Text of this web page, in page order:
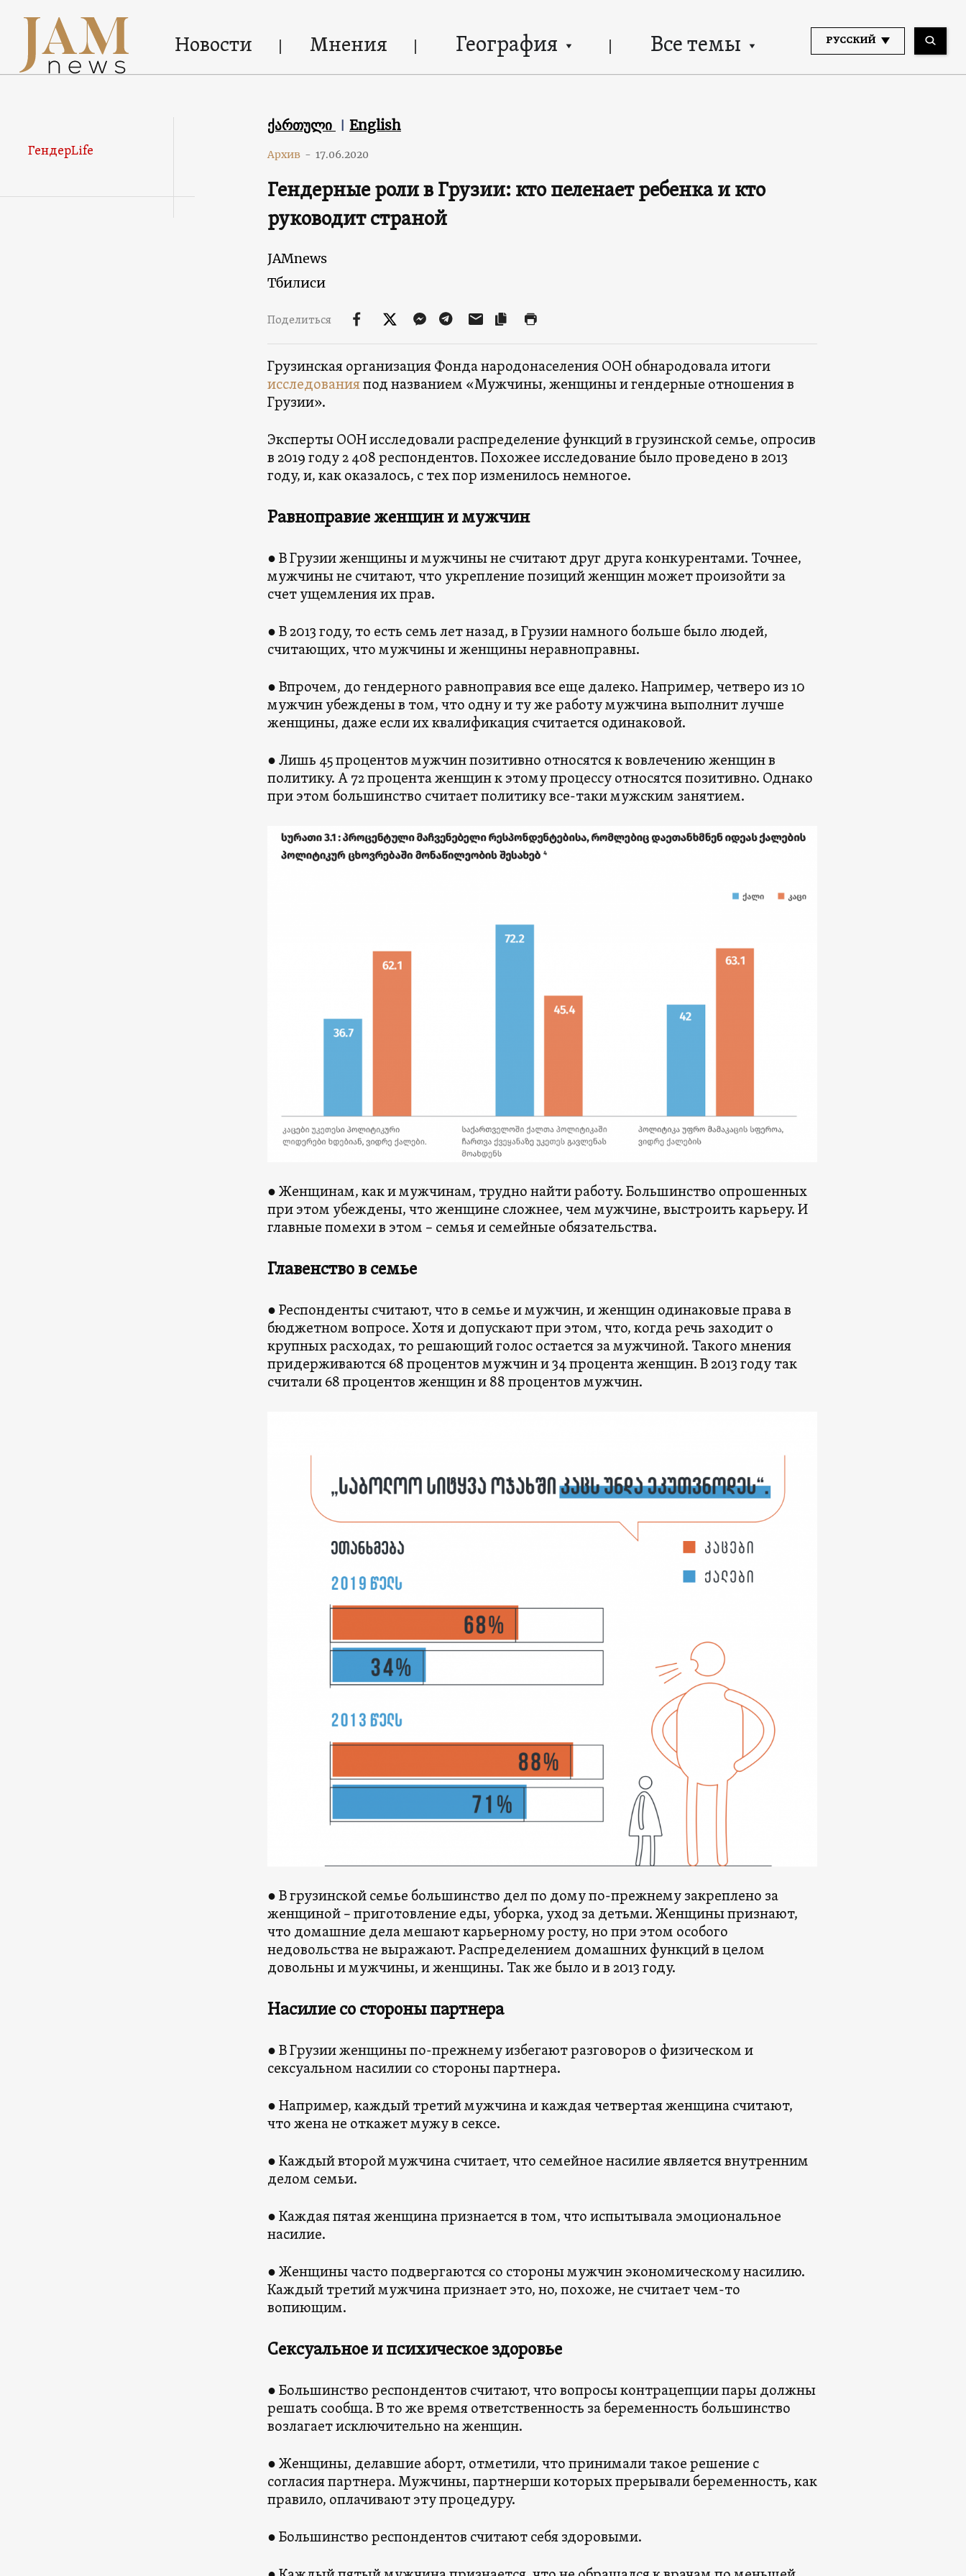
Новости Мнения География Все темы РУССКИЙ
ГендерLife
ქართული English
Архив - 17.06.2020
Гендерные роли в Грузии: кто пеленает ребенка и кто
руководит страной
JAMnews
Тбилиси
Поделиться
Грузинская организация Фонда народонаселения ООН обнародовала итоги
исследованияпод названием «Мужчины, женщины и гендерные отношения в
Грузии».
Эксперты ООН исследовали распределение функций в грузинской семье, опросив
в 2019 году 2 408 респондентов. Похожее исследование было проведено в 2013
году, и, как оказалось, с тех пор изменилось немногое.
Равноправие женщин и мужчин
● В Грузии женщины и мужчины не считают друг друга конкурентами. Точнее,
мужчины не считают, что укрепление позиций женщин может произойти за
счет ущемления их прав.
● В 2013 году, то есть семь лет назад, в Грузии намного больше было людей,
считающих, что мужчины и женщины неравноправны.
● Впрочем, до гендерного равноправия все еще далеко. Например, четверо из 10
мужчин убеждены в том, что одну и ту же работу мужчина выполнит лучше
женщины, даже если их квалификация считается одинаковой.
● Лишь 45 процентов мужчин позитивно относятся к вовлечению женщин в
политику. А 72 процента женщин к этому процессу относятся позитивно. Однако
при этом большинство считает политику все-таки мужским занятием.
● Женщинам, как и мужчинам, трудно найти работу. Большинство опрошенных
при этом убеждены, что женщине сложнее, чем мужчине, выстроить карьеру. И
главные помехи в этом – семья и семейные обязательства.
Главенство в семье
● Респонденты считают, что в семье и мужчин, и женщин одинаковые права в
бюджетном вопросе. Хотя и допускают при этом, что, когда речь заходит о
крупных расходах, то решающий голос остается за мужчиной. Такого мнения
придерживаются 68 процентов мужчин и 34 процента женщин. В 2013 году так
считали 68 процентов женщин и 88 процентов мужчин.
● В грузинской семье большинство дел по дому по-прежнему закреплено за
женщиной – приготовление еды, уборка, уход за детьми. Женщины признают,
что домашние дела мешают карьерному росту, но при этом особого
недовольства не выражают. Распределением домашних функций в целом
довольны и мужчины, и женщины. Так же было и в 2013 году.
Насилие со стороны партнера
● В Грузии женщины по-прежнему избегают разговоров о физическом и
сексуальном насилии со стороны партнера.
● Например, каждый третий мужчина и каждая четвертая женщина считают,
что жена не откажет мужу в сексе.
● Каждый второй мужчина считает, что семейное насилие является внутренним
делом семьи.
● Каждая пятая женщина признается в том, что испытывала эмоциональное
насилие.
● Женщины часто подвергаются со стороны мужчин экономическому насилию.
Каждый третий мужчина признает это, но, похоже, не считает чем-то
вопиющим.
Сексуальное и психическое здоровье
● Большинство респондентов считают, что вопросы контрацепции пары должны
решать сообща. В то же время ответственность за беременность большинство
возлагает исключительно на женщин.
● Женщины, делавшие аборт, отметили, что принимали такое решение с
согласия партнера. Мужчины, партнерши которых прерывали беременность, как
правило, оплачивают эту процедуру.
● Большинство респондентов считают себя здоровыми.